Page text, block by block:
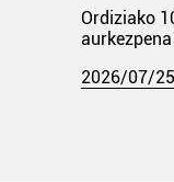
Ordiziako
2026/07/25